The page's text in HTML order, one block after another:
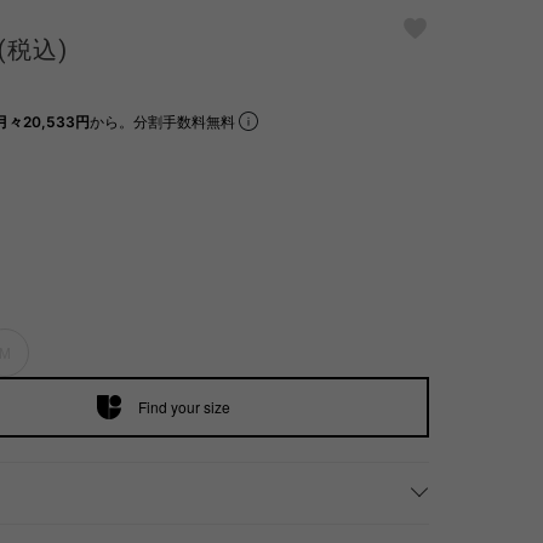
税込)
々20,533円から。分割手数料無料
Find your size